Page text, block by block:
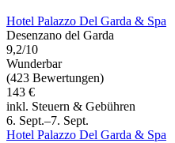
Hotel Palazzo Del Garda & Spa
Desenzano del Garda
9,2/10
Wunderbar
(423 Bewertungen)
143 €
inkl. Steuern & Gebühren
6. Sept.–7. Sept.
Hotel Palazzo Del Garda & Spa